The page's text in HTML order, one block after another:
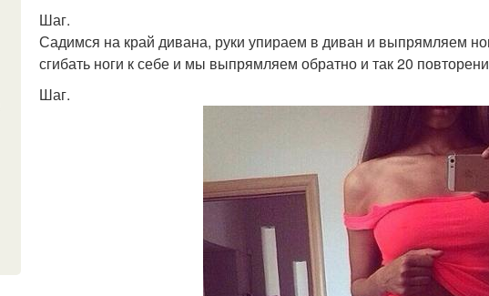
Шаг.
Садимся на край дивана, руки упираем в диван и выпрямляем
сгибать ноги к себе и мы выпрямляем обратно и так 20
Шаг.